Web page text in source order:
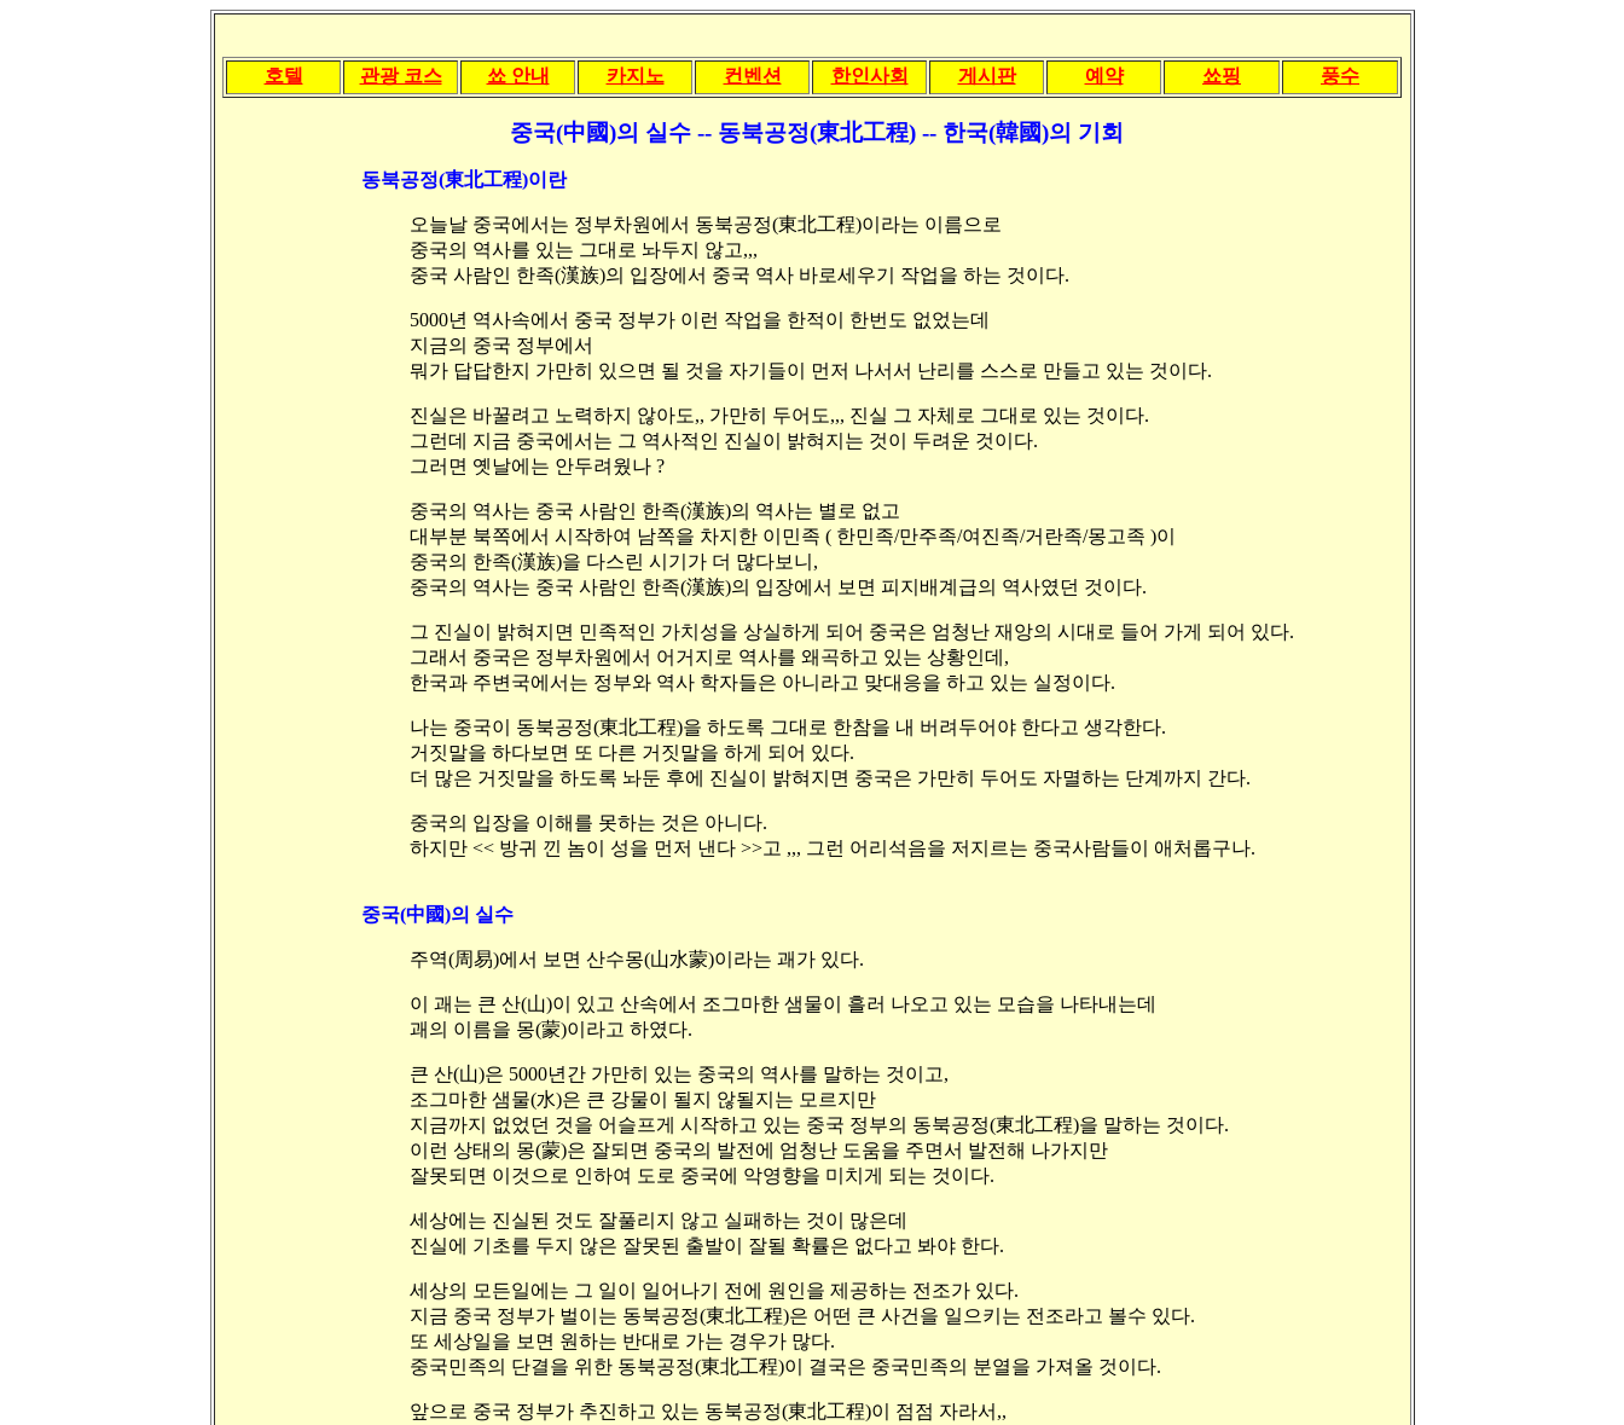
호텔 관광 코스 쑈 안내 카지노 컨벤션 한인사회 게시판 예약 쑈핑 풍수
중국(中國)의 실수 -- 동북공정(東北工程) -- 한국(韓國)의 기회
동북공정(東北工程)이란
오늘날 중국에서는 정부차원에서 동북공정(東北工程)이라는 이름으로
중국의 역사를 있는 그대로 놔두지 않고,,,
중국 사람인 한족(漢族)의 입장에서 중국 역사 바로세우기 작업을 하는 것이다.
5000년 역사속에서 중국 정부가 이런 작업을 한적이 한번도 없었는데
지금의 중국 정부에서
뭐가 답답한지 가만히 있으면 될 것을 자기들이 먼저 나서서 난리를 스스로 만들고 있는 것이다.
진실은 바꿀려고 노력하지 않아도,, 가만히 두어도,,, 진실 그 자체로 그대로 있는 것이다.
그런데 지금 중국에서는 그 역사적인 진실이 밝혀지는 것이 두려운 것이다.
그러면 옛날에는 안두려웠나 ?
중국의 역사는 중국 사람인 한족(漢族)의 역사는 별로 없고
대부분 북쪽에서 시작하여 남쪽을 차지한 이민족 ( 한민족/만주족/여진족/거란족/몽고족 )이
중국의 한족(漢族)을 다스린 시기가 더 많다보니,
중국의 역사는 중국 사람인 한족(漢族)의 입장에서 보면 피지배계급의 역사였던 것이다.
그 진실이 밝혀지면 민족적인 가치성을 상실하게 되어 중국은 엄청난 재앙의 시대로 들어 가게 되어 있다.
그래서 중국은 정부차원에서 어거지로 역사를 왜곡하고 있는 상황인데,
한국과 주변국에서는 정부와 역사 학자들은 아니라고 맞대응을 하고 있는 실정이다.
나는 중국이 동북공정(東北工程)을 하도록 그대로 한참을 내 버려두어야 한다고 생각한다.
거짓말을 하다보면 또 다른 거짓말을 하게 되어 있다.
더 많은 거짓말을 하도록 놔둔 후에 진실이 밝혀지면 중국은 가만히 두어도 자멸하는 단계까지 간다.
중국의 입장을 이해를 못하는 것은 아니다.
하지만 << 방귀 낀 놈이 성을 먼저 낸다 >>고 ,,, 그런 어리석음을 저지르는 중국사람들이 애처롭구나.
중국(中國)의 실수
주역(周易)에서 보면 산수몽(山水蒙)이라는 괘가 있다.
이 괘는 큰 산(山)이 있고 산속에서 조그마한 샘물이 흘러 나오고 있는 모습을 나타내는데
괘의 이름을 몽(蒙)이라고 하였다.
큰 산(山)은 5000년간 가만히 있는 중국의 역사를 말하는 것이고,
조그마한 샘물(水)은 큰 강물이 될지 않될지는 모르지만
지금까지 없었던 것을 어슬프게 시작하고 있는 중국 정부의 동북공정(東北工程)을 말하는 것이다.
이런 상태의 몽(蒙)은 잘되면 중국의 발전에 엄청난 도움을 주면서 발전해 나가지만
잘못되면 이것으로 인하여 도로 중국에 악영향을 미치게 되는 것이다.
세상에는 진실된 것도 잘풀리지 않고 실패하는 것이 많은데
진실에 기초를 두지 않은 잘못된 출발이 잘될 확률은 없다고 봐야 한다.
세상의 모든일에는 그 일이 일어나기 전에 원인을 제공하는 전조가 있다.
지금 중국 정부가 벌이는 동북공정(東北工程)은 어떤 큰 사건을 일으키는 전조라고 볼수 있다.
또 세상일을 보면 원하는 반대로 가는 경우가 많다.
중국민족의 단결을 위한 동북공정(東北工程)이 결국은 중국민족의 분열을 가져올 것이다.
앞으로 중국 정부가 추진하고 있는 동북공정(東北工程)이 점점 자라서,,